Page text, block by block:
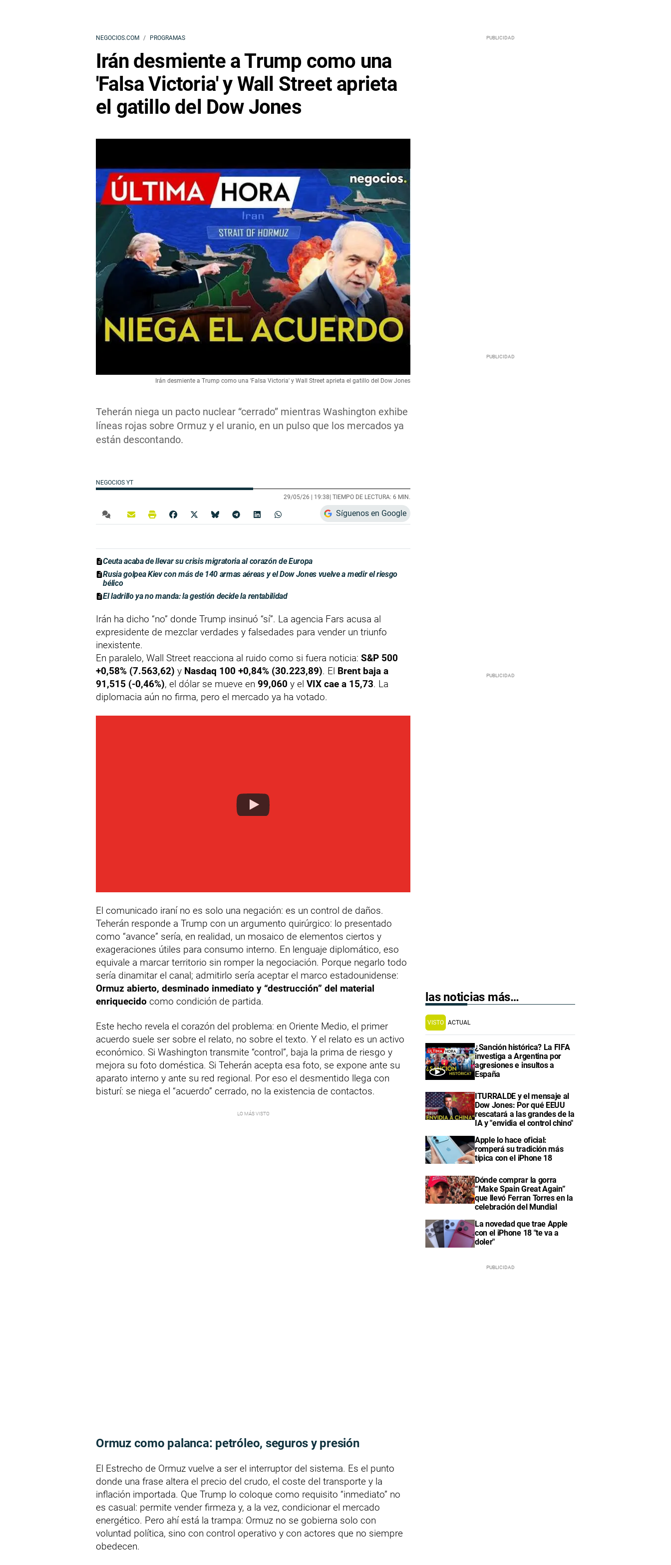
NEGOCIOS.COM PROGRAMAS
Irán desmiente a Trump como una
'Falsa Victoria' y Wall Street aprieta
el gatillo del Dow Jones
Teherán niega un pacto nuclear “cerrado” mientras Washington exhibe
líneas rojas sobre Ormuz y el uranio, en un pulso que los mercados ya
están descontando.
Irán desmiente a Trump como una 'Falsa Victoria' y Wall Street aprieta el gatillo del Dow Jones
NEGOCIOS YT
29/05/26 | 19:38| TIEMPO DE LECTURA: 6 MIN.
Síguenos en Google
Ceuta acaba de llevar su crisis migratoria al corazón de Europa
Rusia golpea Kiev con más de 140 armas aéreas y el Dow Jones vuelve a medir el riesgo
bélico
El ladrillo ya no manda: la gestión decide la rentabilidad
Irán ha dicho “no” donde Trump insinuó “sí”. La agencia Fars acusa al
expresidente de mezclar verdades y falsedades para vender un triunfo
inexistente.
En paralelo, Wall Street reacciona al ruido como si fuera noticia: S&P 500
+0,58% (7.563,62) y Nasdaq 100 +0,84% (30.223,89). El Brent baja a
91,515 (-0,46%), el dólar se mueve en 99,060 y el VIX cae a 15,73. La
diplomacia aún no firma, pero el mercado ya ha votado.
El comunicado iraní no es solo una negación: es un control de daños.
Teherán responde a Trump con un argumento quirúrgico: lo presentado
como “avance” sería, en realidad, un mosaico de elementos ciertos y
exageraciones útiles para consumo interno. En lenguaje diplomático, eso
equivale a marcar territorio sin romper la negociación. Porque negarlo todo
sería dinamitar el canal; admitirlo sería aceptar el marco estadounidense:
Ormuz abierto, desminado inmediato y “destrucción” del material
enriquecido como condición de partida.
Este hecho revela el corazón del problema: en Oriente Medio, el primer
acuerdo suele ser sobre el relato, no sobre el texto. Y el relato es un activo
económico. Si Washington transmite “control”, baja la prima de riesgo y
mejora su foto doméstica. Si Teherán acepta esa foto, se expone ante su
aparato interno y ante su red regional. Por eso el desmentido llega con
bisturí: se niega el “acuerdo” cerrado, no la existencia de contactos.
Ormuz como palanca: petróleo, seguros y presión
El Estrecho de Ormuz vuelve a ser el interruptor del sistema. Es el punto
donde una frase altera el precio del crudo, el coste del transporte y la
inflación importada. Que Trump lo coloque como requisito “inmediato” no
es casual: permite vender firmeza y, a la vez, condicionar el mercado
energético. Pero ahí está la trampa: Ormuz no se gobierna solo con
voluntad política, sino con control operativo y con actores que no siempre
obedecen.
las noticias más…
VISTO ACTUAL
¿Sanción histórica? La FIFA
investiga a Argentina por
agresiones e insultos a
España
ITURRALDE y el mensaje al
Dow Jones: Por qué EEUU
rescatará a las grandes de la
IA y "envidia el control chino"
Apple lo hace oficial:
romperá su tradición más
típica con el iPhone 18
Dónde comprar la gorra
“Make Spain Great Again”
que llevó Ferran Torres en la
celebración del Mundial
La novedad que trae Apple
con el iPhone 18 "te va a
doler"